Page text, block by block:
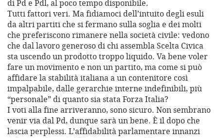
di Pd e Pdl, al poco tempo disponibile.
Tutti fattori veri. Ma fidiamoci dell’intuito degli esuli
da altri partiti che si fermano sulla soglia e dei molti
che preferiscono rimanere nella società civile: vedono
che dal lavoro generoso di chi assembla Scelta Civica
sta uscendo un prodotto troppo liquido. Va bene voler
fare un movimento e non un partito, ma come si può
affidare la stabilità italiana a un contenitore così
impalpabile, dalle gerarchie interne indefinibili, più
“personale” di quanto sia stata Forza Italia?
I voti alla fine arriveranno, sono sicuro. Non sembrano
venir via dal Pd, dunque sarà un bene. È il dopo che
lascia perplessi. L’affidabilità parlamentare innanzi